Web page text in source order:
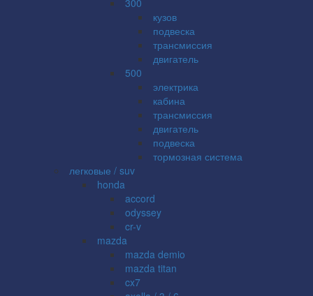
кузов
подвеска
трансмиссия
двигатель
500
электрика
кабина
трансмиссия
двигатель
подвеска
тормозная система
легковые / suv
honda
accord
odyssey
cr-v
mazda
mazda demio
mazda titan
cx7